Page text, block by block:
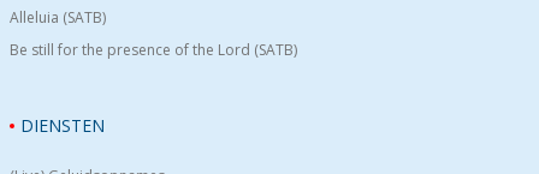
Alleluia (SATB)
Be still for the presence of the Lord (SATB)
DIENSTEN